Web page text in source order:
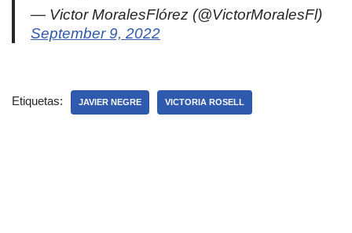
— Victor MoralesFlórez (@VictorMoralesFl)
September 9, 2022
Etiquetas: JAVIER NEGRE VICTORIA ROSELL